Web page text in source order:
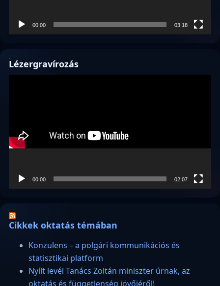
00:00 03:18
Lézergravírozás
00:00 02:07
Cikkek oktatás témában
Konzulens – a polgári kommunikációs és
statisztikai platform
Nyílt levél Tanács Zoltán miniszter úrnak, az
oktatás és függetlenség jövőjéről!